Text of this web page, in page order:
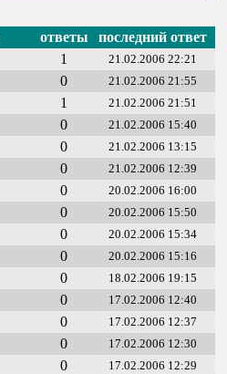
ответы последний ответ
1
21.02.2006 22:21
0
21.02.2006 21:55
1
21.02.2006 21:51
0
21.02.2006 15:40
0
21.02.2006 13:15
0
21.02.2006 12:39
0
20.02.2006 16:00
0
20.02.2006 15:50
0
20.02.2006 15:34
0
20.02.2006 15:16
0
18.02.2006 19:15
0
17.02.2006 12:40
0
17.02.2006 12:37
0
17.02.2006 12:30
0
17.02.2006 12:29